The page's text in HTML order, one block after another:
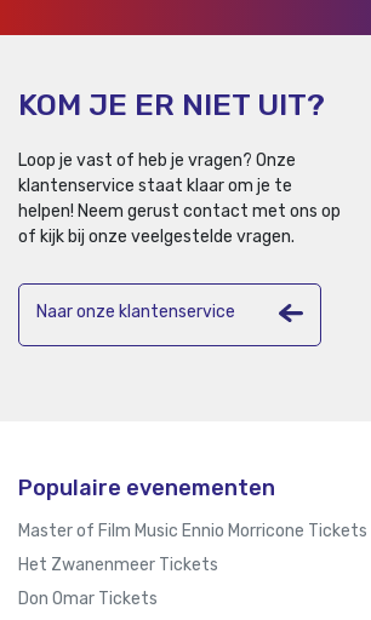
KOM JE ER NIET UIT?
Loop je vast of heb je vragen? Onze
klantenservice staat klaar om je te
helpen! Neem gerust contact met ons op
of kijk bij onze veelgestelde vragen.
Naar onze klantenservice
Populaire evenementen
Master of Film Music Ennio Morricone Tickets
Het Zwanenmeer Tickets
Don Omar Tickets